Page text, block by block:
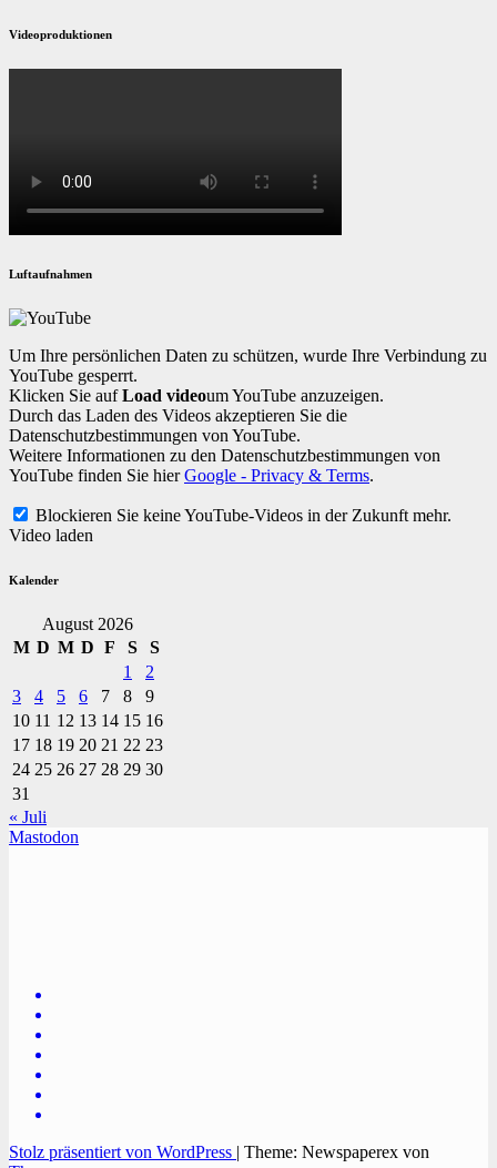
Videoproduktionen
Luftaufnahmen
Um Ihre persönlichen Daten zu schützen, wurde Ihre Verbindung zu
YouTube gesperrt.
Klicken Sie aufLoad videoum YouTube anzuzeigen.
Durch das Laden des Videos akzeptieren Sie die
Datenschutzbestimmungen von YouTube.
Weitere Informationen zu den Datenschutzbestimmungen von
YouTube finden Sie hierGoogle - Privacy & Terms.
Blockieren Sie keine YouTube-Videos in der Zukunft mehr.
Video laden
Kalender
August 2026
M D M D F S
S
1
2
3
4 5 6 7 8
9
10 11 12 13 14 15 16
17 18 19 20 21 22 23
24 25 26 27 28 29 30
31
« Juli
Mastodon
Stolz präsentiert von WordPress | Theme: Newspaperex von